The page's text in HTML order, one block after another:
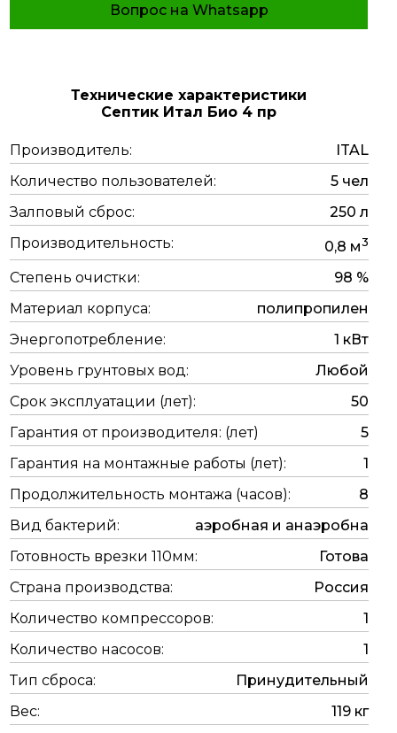
Вопрос на Whatsapp
Технические характеристики
Септик Итал Био 4 пр
Производитель:
ITAL
Количество пользователей:
5 чел
Залповый сброс:
250 л
Производительность:
0,8 м3
Степень очистки:
98 %
Материал корпуса:
полипропилен
Энергопотребление:
1 кВт
Уровень грунтовых вод:
Любой
Срок эксплуатации (лет):
50
Гарантия от производителя: (лет)
5
Гарантия на монтажные работы (лет):
1
Продолжительность монтажа (часов):
8
Вид бактерий:
аэробная и анаэробна
Готовность врезки 110мм:
Готова
Страна производства:
Россия
Количество компрессоров:
1
Количество насосов:
1
Тип сброса:
Принудительный
Вес:
119 кг